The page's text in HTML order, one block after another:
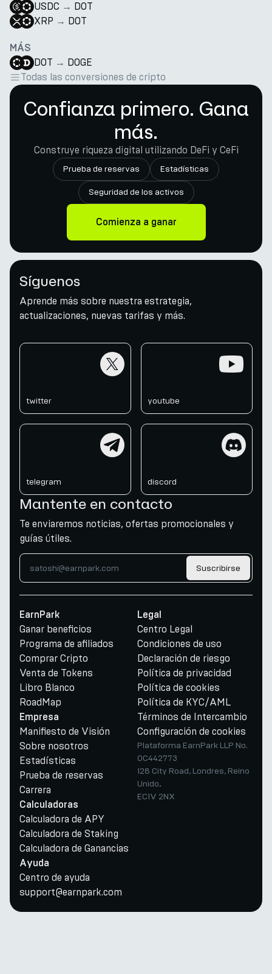
USDC → DOT
XRP → DOT
MÁS
DOT → DOGE
Todas las conversiones de cripto
Confianza primero. Gana
más.
Construye riqueza digital utilizando DeFi y CeFi
Prueba de reservas Estadísticas
Seguridad de los activos
Comienza a ganar
Síguenos
Aprende más sobre nuestra estrategia,
actualizaciones, nuevas tarifas y más.
twitter youtube
telegram discord
Mantente en contacto
Te enviaremos noticias, ofertas promocionales y
guías útiles.
Suscribirse
EarnPark
Ganar beneficios
Programa de afiliados
Comprar Cripto
Venta de Tokens
Libro Blanco
RoadMap
Empresa
Manifiesto de Visión
Sobre nosotros
Estadísticas
Prueba de reservas
Carrera
Calculadoras
Calculadora de APY
Calculadora de Staking
Calculadora de Ganancias
Ayuda
Centro de ayuda
support@earnpark.com
Legal
Centro Legal
Condiciones de uso
Declaración de riesgo
Política de privacidad
Política de cookies
Política de KYC/AML
Términos de Intercambio
Configuración de cookies
Plataforma EarnPark LLP No.
OC442773
128 City Road, Londres, Reino
Unido,
EC1V 2NX